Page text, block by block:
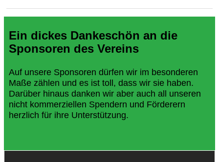
Ein dickes Dankeschön an die
Sponsoren des Vereins
Auf unsere Sponsoren dürfen wir im besonderen
Maße zählen und es ist toll, dass wir sie haben.
Darüber hinaus danken wir aber auch all unseren
nicht kommerziellen Spendern und Förderern
herzlich für ihre Unterstützung.